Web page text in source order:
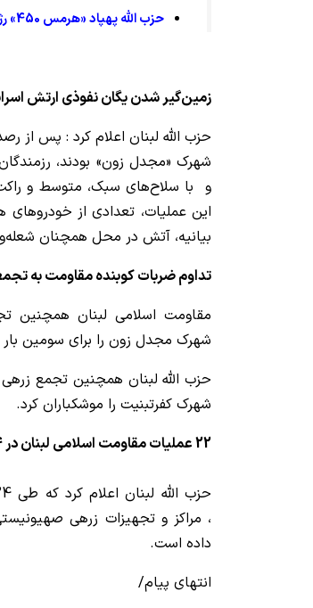
حزب الله پهپاد «هرمس 450» رژیم صهیونیستی را سرنگون کرد
زمین‌گیر شدن یگان نفوذی ارتش
حزب الله لبنان اعلام کرد : پس از
شهرک «مجدل زون» بودند،
و با سلاح‌های سبک، متوسط و
این عملیات، تعدادی از
بیانیه، آتش در محل همچنان
تداوم ضربات کوبنده مقاومت به
مقاومت اسلامی لبنان همچنین
شهرک مجدل زون را برای سومین
حزب الله لبنان همچنین تجمع
شهرک کفرتبنیت را موشکباران کرد.
22 عملیات مقاومت اسلامی لبنان در 24 ساعت
، مراکز و تجهیزات زرهی
داده است.
انتهای پیام/